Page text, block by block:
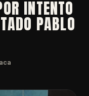
INTENTO
PABLO